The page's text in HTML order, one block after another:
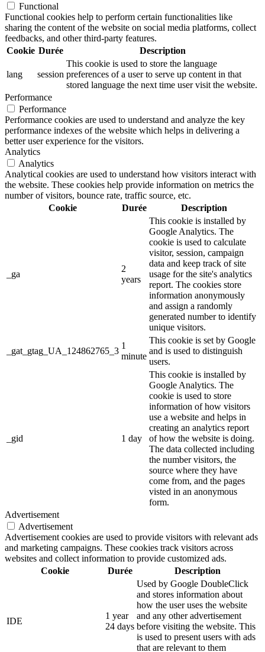
Functional
Functional cookies help to perform certain functionalities like
sharing the content of the website on social media platforms, collect
feedbacks, and other third-party features.
Cookie Durée Description
lang session
This cookie is used to store the language
preferences of a user to serve up content in that
stored language the next time user visit the website.
Performance
Performance
Performance cookies are used to understand and analyze the key
performance indexes of the website which helps in delivering a
better user experience for the visitors.
Analytics
Analytics
Analytical cookies are used to understand how visitors interact with
the website. These cookies help provide information on metrics the
number of visitors, bounce rate, traffic source, etc.
Cookie
Durée Description
_ga
2
years
This cookie is installed by
Google Analytics. The
cookie is used to calculate
visitor, session, campaign
data and keep track of site
usage for the site's analytics
report. The cookies store
information anonymously
and assign a randomly
generated number to identify
unique visitors.
_gat_gtag_UA_124862765_3
1
minute
This cookie is set by Google
and is used to distinguish
users.
_gid 1 day
This cookie is installed by
Google Analytics. The
cookie is used to store
information of how visitors
use a website and helps in
creating an analytics report
of how the website is doing.
The data collected including
the number visitors, the
source where they have
come from, and the pages
visted in an anonymous
form.
Advertisement
Advertisement
Advertisement cookies are used to provide visitors with relevant ads
and marketing campaigns. These cookies track visitors across
websites and collect information to provide customized ads.
Cookie
Durée Description
IDE
1 year
24 days
Used by Google DoubleClick
and stores information about
how the user uses the website
and any other advertisement
before visiting the website. This
is used to present users with ads
that are relevant to them